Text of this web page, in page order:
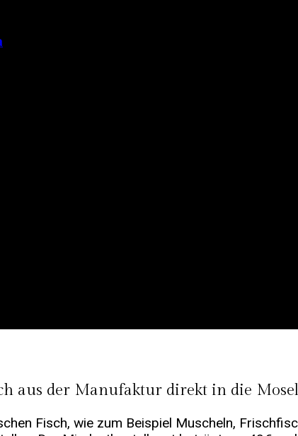
aus der Manufaktur direkt in die
Fisch, wie zum Beispiel Muscheln,